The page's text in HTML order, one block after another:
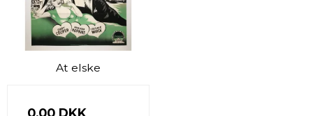
At elske
0,00 DKK